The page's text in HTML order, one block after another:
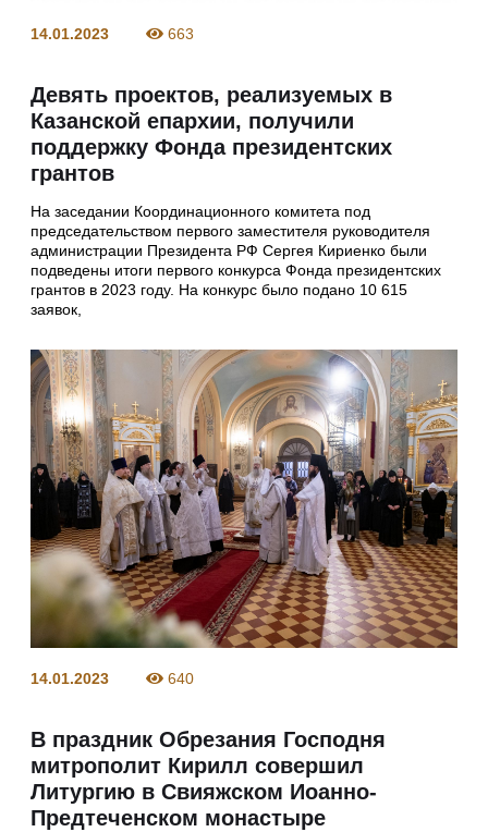
14.01.2023 663
Девять проектов, реализуемых в
Казанской епархии, получили
поддержку Фонда президентских
грантов
На заседании Координационного комитета под
председательством первого заместителя руководителя
администрации Президента РФ Сергея Кириенко были
подведены итоги первого конкурса Фонда президентских
грантов в 2023 году. На конкурс было подано 10 615
заявок,
14.01.2023 640
В праздник Обрезания Господня
митрополит Кирилл совершил
Литургию в Свияжском Иоанно-
Предтеченском монастыре